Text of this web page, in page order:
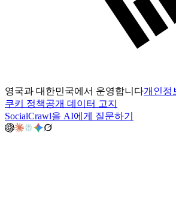
영국과 대한민국에서 운영합니다개인정
쿠키 정책공개 데이터 고지
SocialCrawl을 AI에게 질문하기